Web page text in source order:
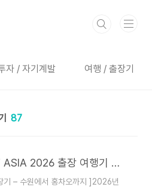
자 / 자기계발 여행 / 출장기
87
[3월 중국] 상하이 TCT ASIA 2026 출장 여행기 글 엮음
– 수원에서 홍차오까지 ]2026년